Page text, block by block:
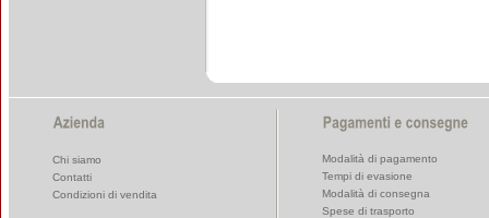
Chi siamo
Contatti
Condizioni di vendita
Modalità di pagamento
Tempi di evasione
Modalità di consegna
Spese di trasporto